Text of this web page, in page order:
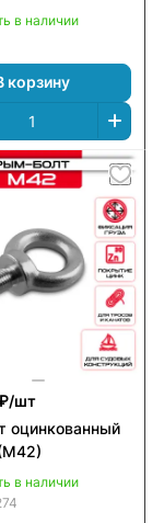
в наличии
корзину
шт
оцинкованный
в наличии